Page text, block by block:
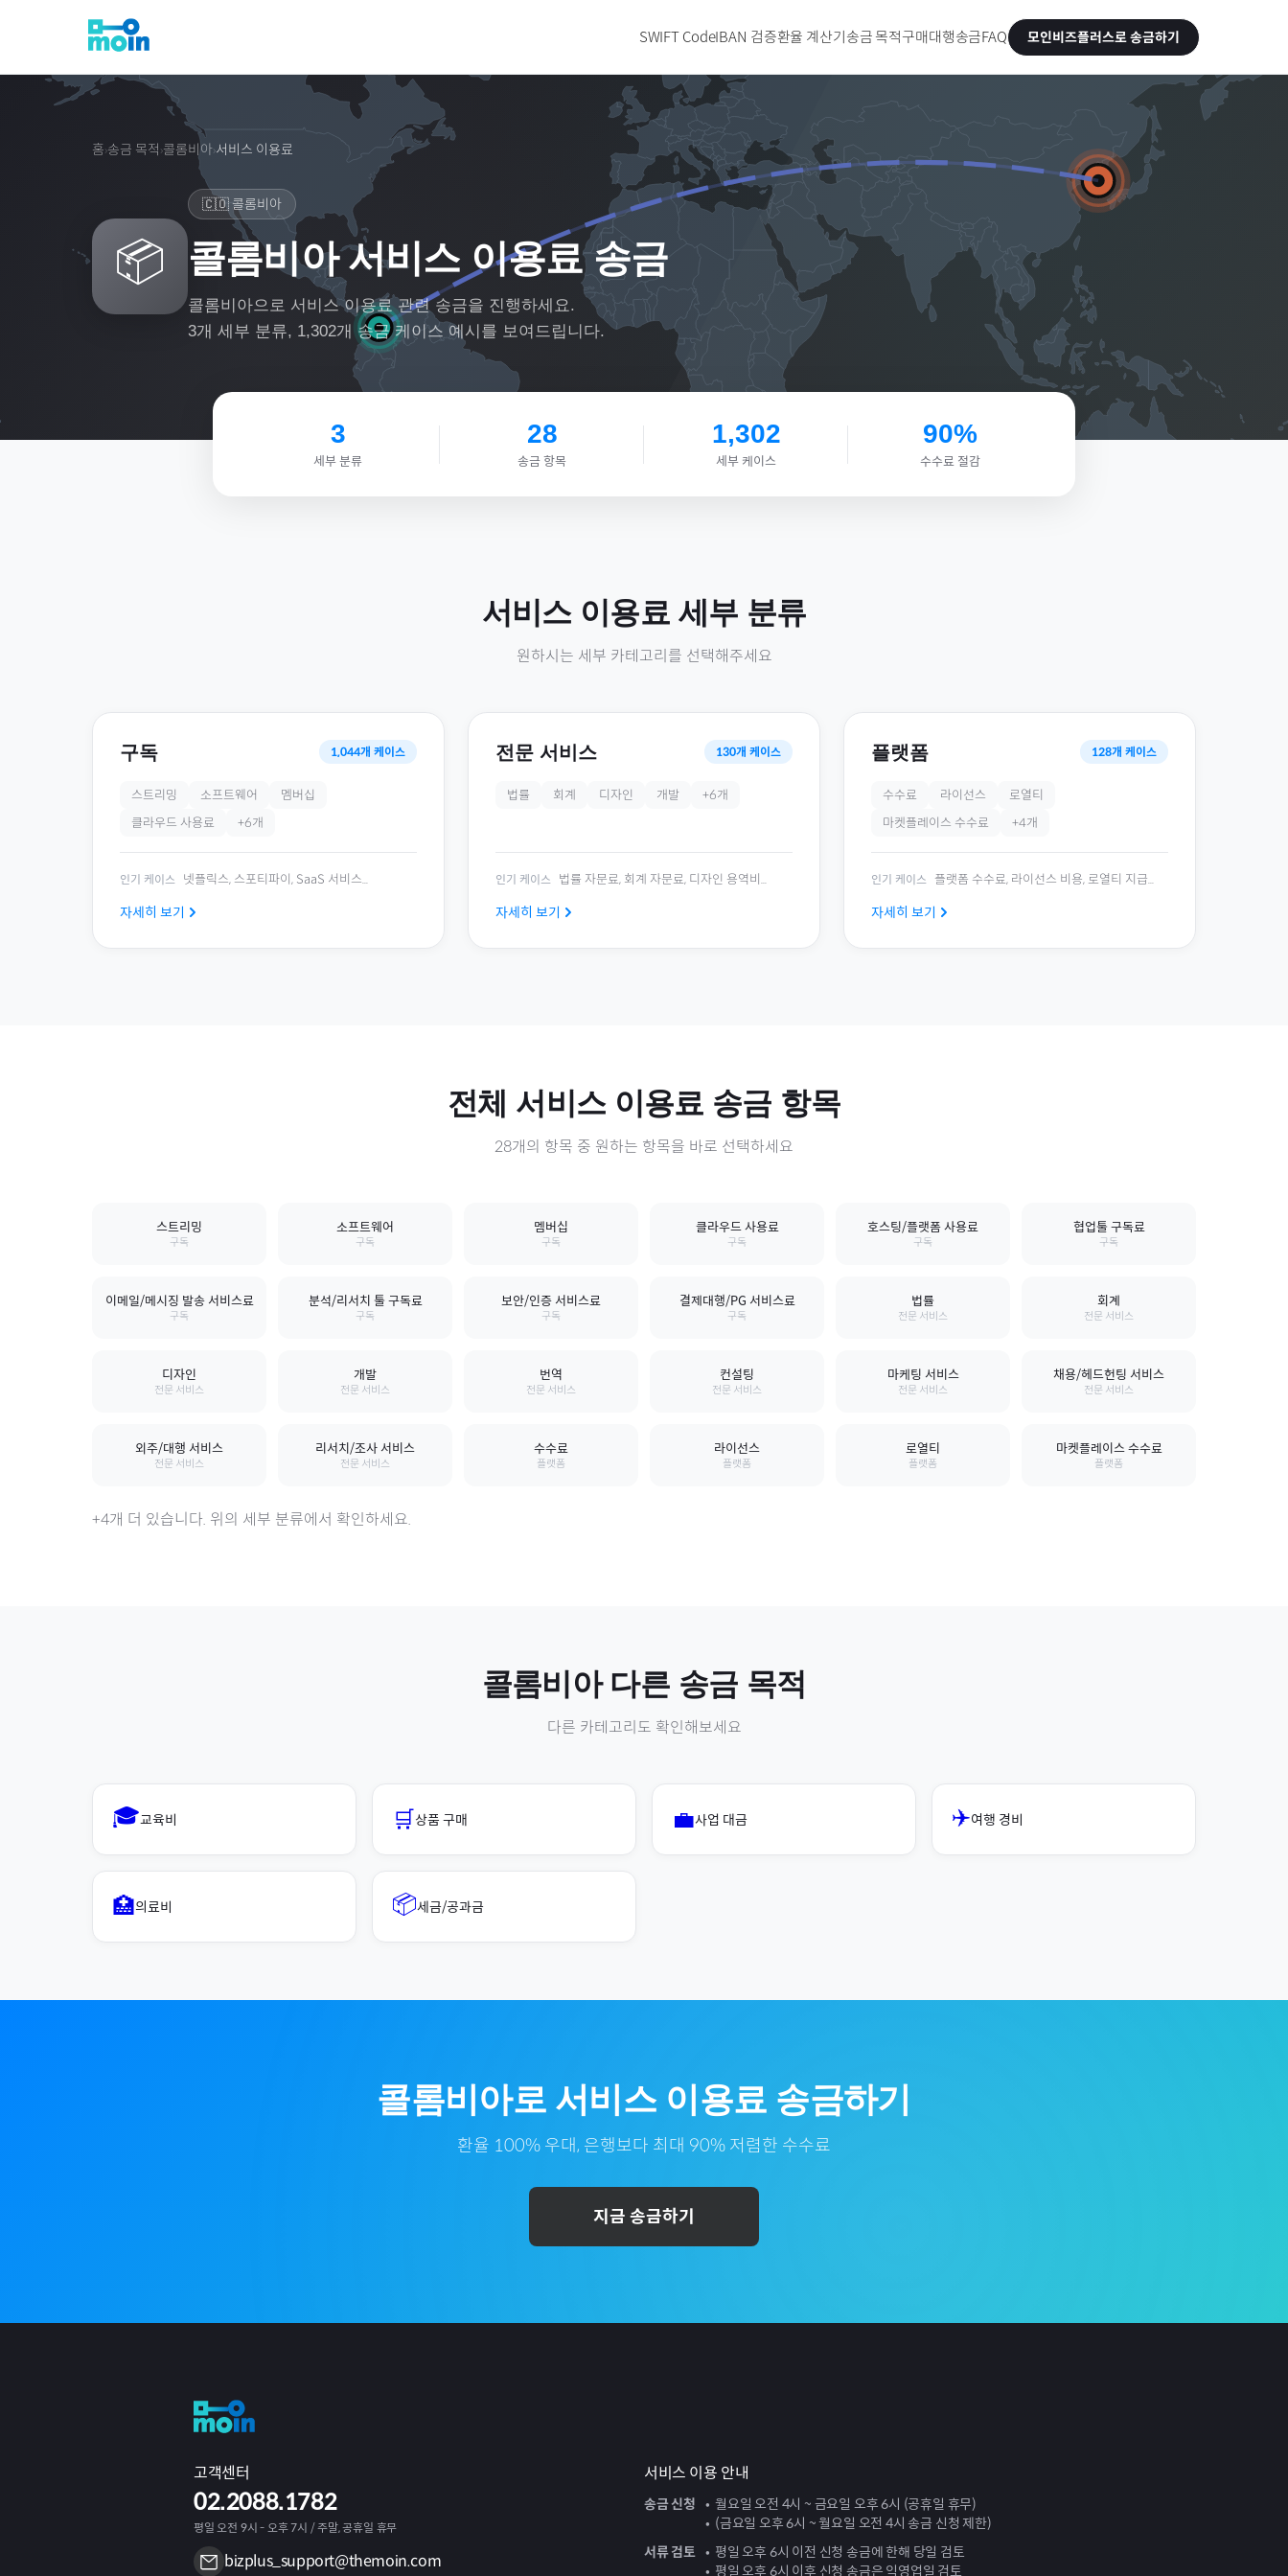
SWIFT CodeIBAN 검증환율 계산기송금 목적구매대행송금FAQ 모인비즈플러스로 송금하기
홈›송금 목적 ›콜롬비아›서비스 이용료
📦
🇨🇴 콜롬비아
콜롬비아 서비스 이용료 송금
콜롬비아으로 서비스 이용료 관련 송금을 진행하세요.
3개 세부 분류, 1,302개 송금 케이스 예시를 보여드립니다.
3
세부 분류
28
송금 항목
1,302
세부 케이스
90%
수수료 절감
서비스 이용료 세부 분류
원하시는 세부 카테고리를 선택해주세요
구독 1,044개 케이스
스트리밍 소프트웨어
멤버십
클라우드 사용료
+6개
인기 케이스 넷플릭스, 스포티파이, SaaS 서비스...
자세히 보기
전문 서비스 130개 케이스
법률 회계 디자인 개발 +6개
인기 케이스 법률 자문료, 회계 자문료, 디자인 용역비 ...
자세히 보기
플랫폼 128개 케이스
수수료 라이선스
로열티
마켓플레이스 수수료
+4개
인기 케이스 플랫폼 수수료, 라이선스 비용, 로열티 지급...
자세히 보기
전체 서비스 이용료 송금 항목
28개의 항목 중 원하는 항목을 바로 선택하세요
스트리밍
구독
소프트웨어
구독
멤버십
구독
클라우드 사용료
구독
호스팅/플랫폼 사용료
구독
협업툴 구독료
구독
이메일/메시징 발송 서비스료
구독
분석/리서치 툴 구독료
구독
보안/인증 서비스료
구독
결제대행/PG 서비스료
구독
법률
전문 서비스
회계
전문 서비스
디자인
전문 서비스
개발
전문 서비스
번역
전문 서비스
컨설팅
전문 서비스
마케팅 서비스
전문 서비스
채용/헤드헌팅 서비스
전문 서비스
외주/대행 서비스
전문 서비스
리서치/조사 서비스
전문 서비스
수수료
플랫폼
라이선스
플랫폼
로열티
플랫폼
마켓플레이스 수수료
플랫폼
+4개 더 있습니다. 위의 세부 분류에서 확인하세요.
콜롬비아다른 송금 목적
다른 카테고리도 확인해보세요
🎓교육비 🛒상품 구매 💼사업 대금 ✈️여행 경비
🏥의료비 📦세금/공과금
콜롬비아로 서비스 이용료 송금하기
환율 100% 우대, 은행보다 최대 90% 저렴한 수수료
지금 송금하기
고객센터
02.2088.1782
평일 오전 9시 - 오후 7시 / 주말, 공휴일 휴무
bizplus_support@themoin.com
서비스 이용 안내
송금 신청
월요일 오전 4시 ~ 금요일 오후 6시 (공휴일 휴무)
(금요일 오후 6시 ~ 월요일 오전 4시 송금 신청 제한)
서류 검토
평일 오후 6시 이전 신청 송금에 한해 당일 검토
평일 오후 6시 이후 신청 송금은 익영업일 검토